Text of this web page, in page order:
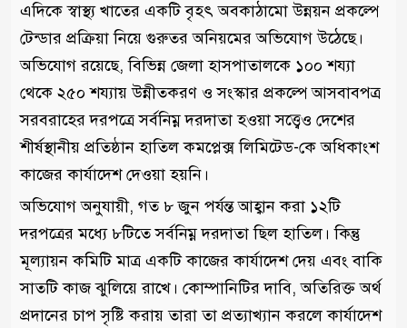
এদিকে স্বাস্থ্য খাতের একটি বৃহৎ অবকাঠামো উন্নয়ন প্রকল্পে
টেন্ডার প্রক্রিয়া নিয়ে গুরুতর অনিয়মের অভিযোগ উঠেছে।
অভিযোগ রয়েছে, বিভিন্ন জেলা হাসপাতালকে ১০০ শয্যা
থেকে ২৫০ শয্যায় উন্নীতকরণ ও সংস্কার প্রকল্পে আসবাবপত্র
সরবরাহের দরপত্রে সর্বনিম্ন দরদাতা হওয়া সত্ত্বেও দেশের
শীর্ষস্থানীয় প্রতিষ্ঠান হাতিল কমপ্লেক্স লিমিটেড-কে অধিকাংশ
কাজের কার্যাদেশ দেওয়া হয়নি।
অভিযোগ অনুযায়ী, গত ৮ জুন পর্যন্ত আহ্বান করা ১২টি
দরপত্রের মধ্যে ৮টিতে সর্বনিম্ন দরদাতা ছিল হাতিল। কিন্তু
মূল্যায়ন কমিটি মাত্র একটি কাজের কার্যাদেশ দেয় এবং বাকি
সাতটি কাজ ঝুলিয়ে রাখে। কোম্পানিটির দাবি, অতিরিক্ত অর্থ
প্রদানের চাপ সৃষ্টি করায় তারা তা প্রত্যাখ্যান করলে কার্যাদেশ